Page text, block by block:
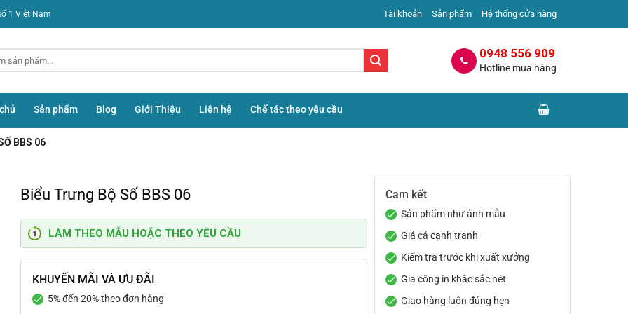
1 Việt Nam Tài khoản Sản phẩm Hệ thống cửa hàng
0948 556 909
Hotline mua hàng
Sản phẩm Blog Giới Thiệu Liên hệ Chế tác theo yêu cầu
BBS 06
Cam kết
Sản phẩm như ảnh mẫu
Giá cả cạnh tranh
Kiểm tra trước khi xuất xưởng
Gia công in khắc sắc nét
Giao hàng luôn đúng hẹn
Biểu Trưng Bộ Số BBS 06
LÀM THEO MẪU HOẶC THEO YÊU CẦU
KHUYẾN MÃI VÀ ƯU ĐÃI
5% đến 20% theo đơn hàng